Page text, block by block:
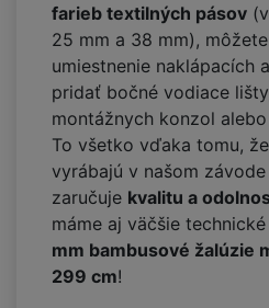
farieb textilných pásov
25 mm a 38 mm),
umiestnenie naklápacích
pridať bočné vodiace
montážnych konzol
To všetko vďaka tomu,
vyrábajú v našom
zaručuje kvalitu a
máme aj väčšie
mm bambusové žalúzie
299 cm!